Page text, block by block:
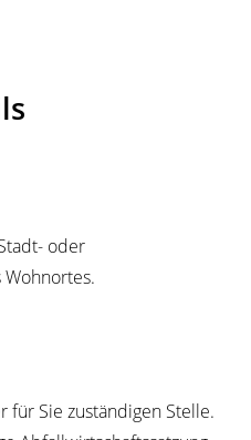
oder
für Sie zuständigen Stelle.